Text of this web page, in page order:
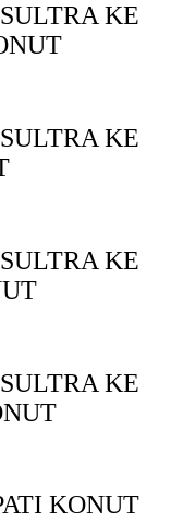
KE
KE
KE
KE
KONUT